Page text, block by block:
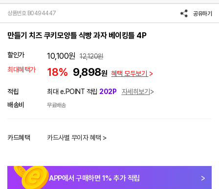
상품번호 B0494447 공유하기
만들기 치즈 쿠키모양틀 식빵 과자 베이킹틀 4P
할인가 10,100원 12,120원
최대혜택가
18% 9,898원 혜택 모두보기
적립 최대 e.POINT 적립 202P
자세히보기
배송비
무료배송
카드혜택 카드사별 무이자 혜택 >
APP에서 구매하면 1% 추가 적립